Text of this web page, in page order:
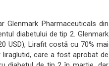
Glenmark Pharmaceuticals din
diabetului de tip 2. Glenmark
USD), Lirafit costă cu 70% mai
care a fost aprobat de